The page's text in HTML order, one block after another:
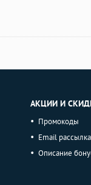
АКЦИИ И
Промокоды
Email рассылка
Описание